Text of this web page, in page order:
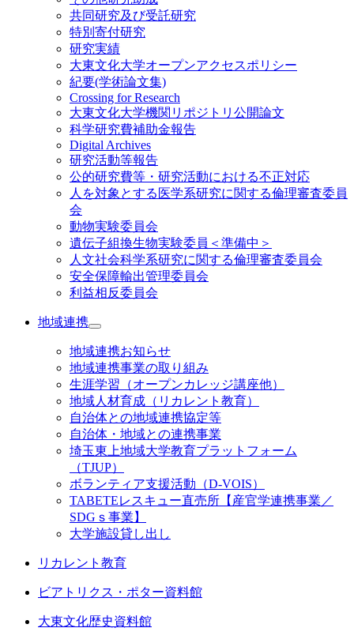
共同研究及び受託研究
特別寄付研究
研究実績
大東文化大学オープンアクセスポリシー
紀要(学術論文集)
Crossing for Research
大東文化大学機関リポジトリ公開論文
科学研究費補助金報告
Digital Archives
研究活動等報告
公的研究費等・研究活動における不正対応
人を対象とする医学系研究に関する倫理審査委員
会
動物実験委員会
遺伝子組換生物実験委員＜準備中＞
人文社会科学系研究に関する倫理審査委員会
安全保障輸出管理委員会
利益相反委員会
地域連携
地域連携お知らせ
地域連携事業の取り組み
生涯学習（オープンカレッジ講座他）
地域人材育成（リカレント教育）
自治体との地域連携協定等
自治体・地域との連携事業
埼玉東上地域大学教育プラットフォーム
（TJUP）
ボランティア支援活動（D-VOIS）
TABETEレスキュー直売所【産官学連携事業／
SDGｓ事業】
大学施設貸し出し
リカレント教育
ビアトリクス・ポター資料館
大東文化歴史資料館